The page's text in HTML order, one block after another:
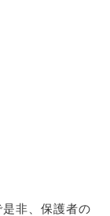
是非、保護者の